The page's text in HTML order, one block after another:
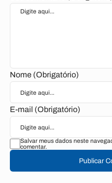
Nome (Obrigatório)
E-mail (Obrigatório)
Salvar meus dados neste
comentar.
Publicar